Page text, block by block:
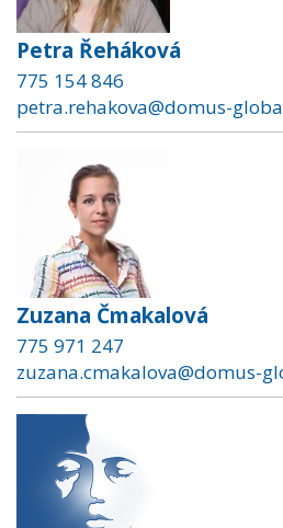
Petra Řeháková
775 154 846
petra.rehakova@domus-
Zuzana Čmakalová
775 971 247
zuzana.cmakalova@domus-